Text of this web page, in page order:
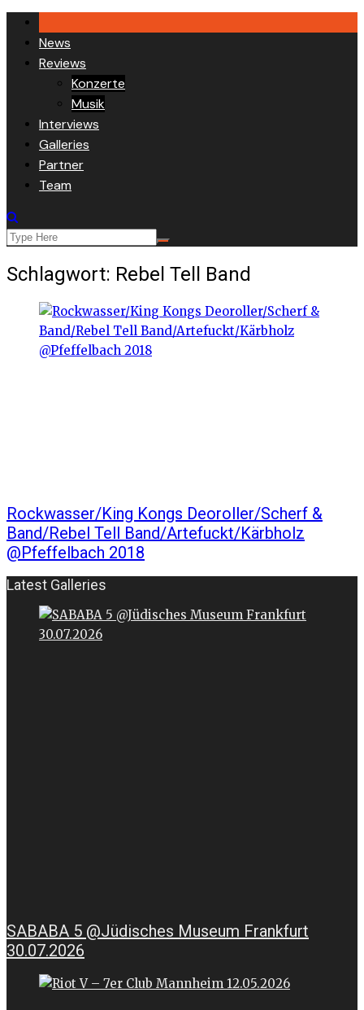
Skip
content
News
Reviews
Konzerte
Musik
Interviews
Galleries
Partner
Team
Schlagwort: Rebel Tell Band
Rockwasser/King Kongs Deoroller/Scherf &
Band/Rebel Tell Band/Artefuckt/Kärbholz
@Pfeffelbach 2018
Latest Galleries
SABABA 5 @Jüdisches Museum Frankfurt
30.07.2026